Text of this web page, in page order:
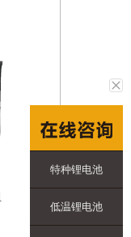
特种锂电池
低温锂电池